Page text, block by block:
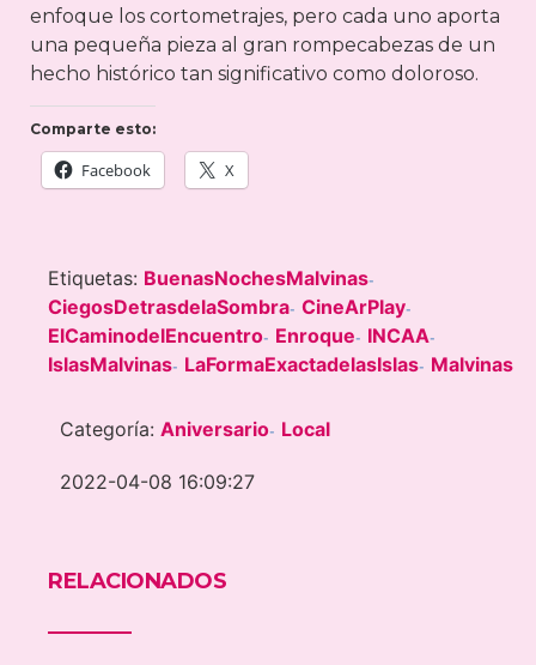
enfoque los cortometrajes, pero cada uno aporta
una pequeña pieza al gran rompecabezas de un
hecho histórico tan significativo como doloroso.
Comparte esto:
Facebook X
Etiquetas: BuenasNochesMalvinas-
CiegosDetrasdelaSombra- CineArPlay-
ElCaminodelEncuentro- Enroque- INCAA-
IslasMalvinas- LaFormaExactadelasIslas- Malvinas
Categoría: Aniversario- Local
2022-04-08 16:09:27
RELACIONADOS